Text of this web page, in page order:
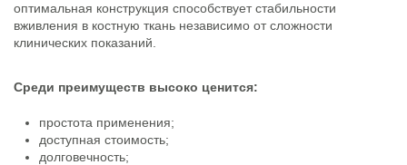
оптимальная конструкция способствует стабильности
вживления в костную ткань независимо от сложности
клинических показаний.
Среди преимуществ высоко ценится:
простота применения;
доступная стоимость;
долговечность;